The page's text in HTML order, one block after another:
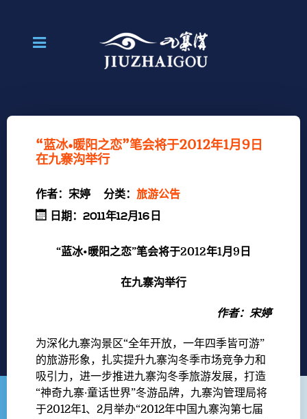
“蓝冰•暖阳之恋”笔会将于2012年1月9日
在九寨沟举行
作者： 宋婷 分类： 旅游公告
日期：2011年12月16日
“蓝冰•暖阳之恋”笔会将于2012年1月9日
在九寨沟举行
作者：宋婷
为深化九寨沟景区“全年开放，一年四季皆可游”
的旅游形象，扎实提升九寨沟冬季市场竞争力和
吸引力，进一步推进九寨沟冬季旅游发展，打造
“神奇九寨·童话世界”冬游品牌，九寨沟管理局将
于2012年1、2月举办“2012年中国九寨沟第七届